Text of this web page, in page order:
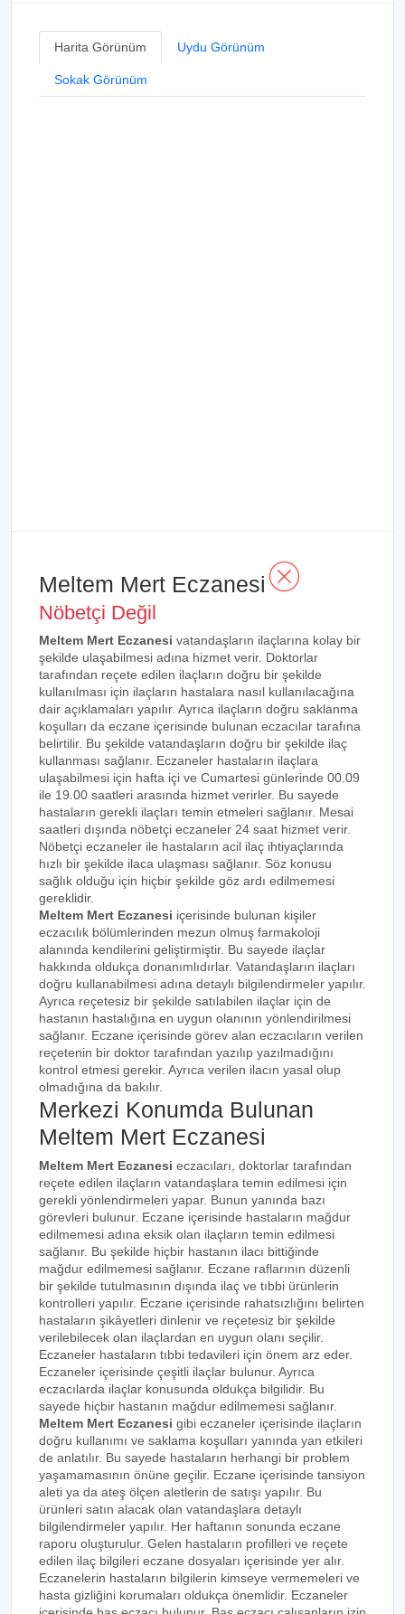
Harita Görünüm Uydu Görünüm
Sokak Görünüm
Meltem Mert Eczanesi
Nöbetçi Değil
Meltem Mert Eczanesi vatandaşların ilaçlarına kolay bir
şekilde ulaşabilmesi adına hizmet verir. Doktorlar
tarafından reçete edilen ilaçların doğru bir şekilde
kullanılması için ilaçların hastalara nasıl kullanılacağına
dair açıklamaları yapılır. Ayrıca ilaçların doğru saklanma
koşulları da eczane içerisinde bulunan eczacılar tarafına
belirtilir. Bu şekilde vatandaşların doğru bir şekilde ilaç
kullanması sağlanır. Eczaneler hastaların ilaçlara
ulaşabilmesi için hafta içi ve Cumartesi günlerinde 00.09
ile 19.00 saatleri arasında hizmet verirler. Bu sayede
hastaların gerekli ilaçları temin etmeleri sağlanır. Mesai
saatleri dışında nöbetçi eczaneler 24 saat hizmet verir.
Nöbetçi eczaneler ile hastaların acil ilaç ihtiyaçlarında
hızlı bir şekilde ilaca ulaşması sağlanır. Söz konusu
sağlık olduğu için hiçbir şekilde göz ardı edilmemesi
gereklidir.
Meltem Mert Eczanesi içerisinde bulunan kişiler
eczacılık bölümlerinden mezun olmuş farmakoloji
alanında kendilerini geliştirmiştir. Bu sayede ilaçlar
hakkında oldukça donanımlıdırlar. Vatandaşların ilaçları
doğru kullanabilmesi adına detaylı bilgilendirmeler yapılır.
Ayrıca reçetesiz bir şekilde satılabilen ilaçlar için de
hastanın hastalığına en uygun olanının yönlendirilmesi
sağlanır. Eczane içerisinde görev alan eczacıların verilen
reçetenin bir doktor tarafından yazılıp yazılmadığını
kontrol etmesi gerekir. Ayrıca verilen ilacın yasal olup
olmadığına da bakılır.
Merkezi Konumda Bulunan
Meltem Mert Eczanesi
Meltem Mert Eczanesi eczacıları, doktorlar tarafından
reçete edilen ilaçların vatandaşlara temin edilmesi için
gerekli yönlendirmeleri yapar. Bunun yanında bazı
görevleri bulunur. Eczane içerisinde hastaların mağdur
edilmemesi adına eksik olan ilaçların temin edilmesi
sağlanır. Bu şekilde hiçbir hastanın ilacı bittiğinde
mağdur edilmemesi sağlanır. Eczane raflarının düzenli
bir şekilde tutulmasının dışında ilaç ve tıbbi ürünlerin
kontrolleri yapılır. Eczane içerisinde rahatsızlığını belirten
hastaların şikâyetleri dinlenir ve reçetesiz bir şekilde
verilebilecek olan ilaçlardan en uygun olanı seçilir.
Eczaneler hastaların tıbbi tedavileri için önem arz eder.
Eczaneler içerisinde çeşitli ilaçlar bulunur. Ayrıca
eczacılarda ilaçlar konusunda oldukça bilgilidir. Bu
sayede hiçbir hastanın mağdur edilmemesi sağlanır.
Meltem Mert Eczanesi gibi eczaneler içerisinde ilaçların
doğru kullanımı ve saklama koşulları yanında yan etkileri
de anlatılır. Bu sayede hastaların herhangi bir problem
yaşamamasının önüne geçilir. Eczane içerisinde tansiyon
aleti ya da ateş ölçen aletlerin de satışı yapılır. Bu
ürünleri satın alacak olan vatandaşlara detaylı
bilgilendirmeler yapılır. Her haftanın sonunda eczane
raporu oluşturulur. Gelen hastaların profilleri ve reçete
edilen ilaç bilgileri eczane dosyaları içerisinde yer alır.
Eczanelerin hastaların bilgilerin kimseye vermemeleri ve
hasta gizliğini korumaları oldukça önemlidir. Eczaneler